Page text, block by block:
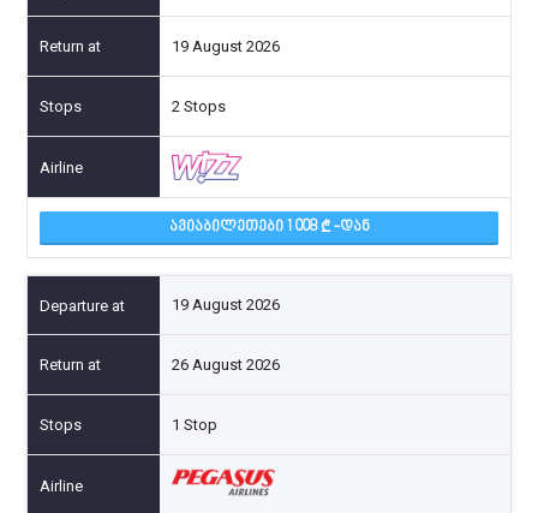
19 August 2026
2 Stops
ᲐᲕᲘᲐᲑᲘᲚᲔᲗᲔᲑᲘ 1 008 -ᲓᲐᲜ
19 August 2026
26 August 2026
1 Stop